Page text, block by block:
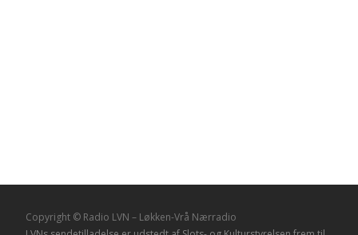
Copyright © Radio LVN – Løkken-Vrå Nærradio